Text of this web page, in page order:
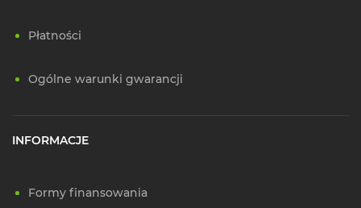
Płatności
Ogólne warunki gwarancji
INFORMACJE
Formy finansowania